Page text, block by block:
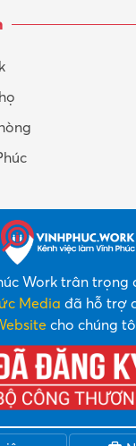
Work trân trọng
Media đã hỗ trợ
cho chúng